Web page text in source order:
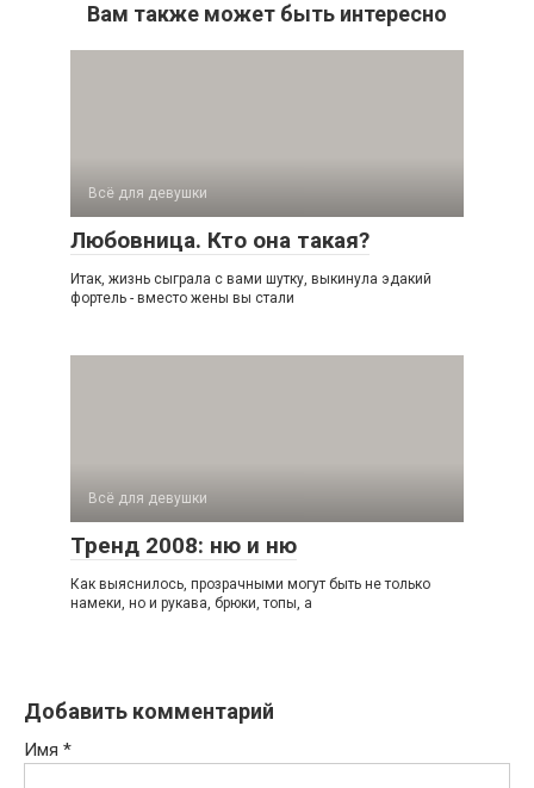
Вам также может быть интересно
Всё для девушки
Любовница. Кто она такая?
Итак, жизнь сыграла с вами шутку, выкинула эдакий
фортель - вместо жены вы стали
Всё для девушки
Тренд 2008: ню и ню
Как выяснилось, прозрачными могут быть не только
намеки, но и рукава, брюки, топы, а
Добавить комментарий
Имя *